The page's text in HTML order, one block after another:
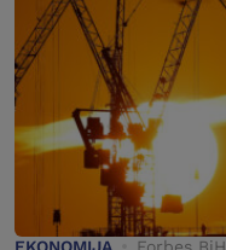
EKONOMIJA Forbes BiH